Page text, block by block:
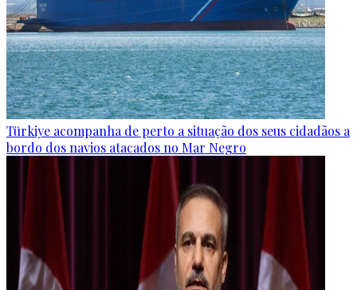
Türkiye acompanha de perto a situação dos seus cidadãos a
bordo dos navios atacados no Mar Negro